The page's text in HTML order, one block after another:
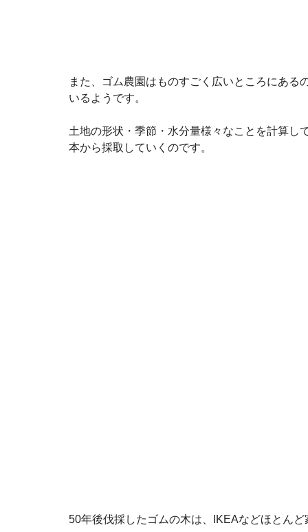
また、ゴム農園はものすごく広いところにある
いるようです。
土地の形状・季節・水分量様々なことを計算し
本から採取していくのです。
50年後伐採したゴムの木は、IKEAなどほとんど